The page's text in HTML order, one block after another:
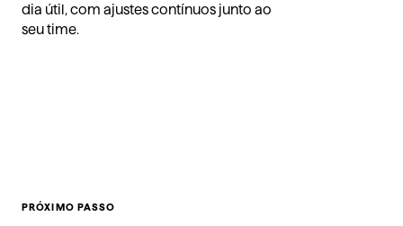
dia útil, com ajustes contínuos junto ao
seu time.
PRÓXIMO PASSO